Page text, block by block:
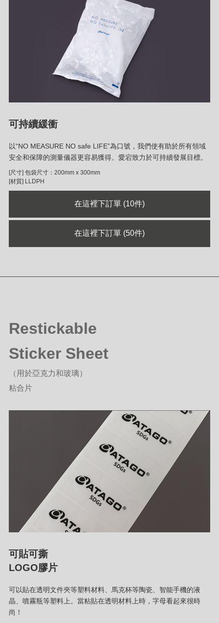
可持續緩衝
以“NO MEASURE NO safe LIFE”為口號，我們使有助於所有領域
安全和保障的測量儀器更容易獲得。愛宕致力於可持續發展目標。
[尺寸] 包袋尺寸：200mm x 300mm
[材質] LLDPH
在這裡下訂單 (10件)
在這裡下訂單 (50件)
Restickable
Sticker Sheet
（用於亞克力和玻璃）
粘合片
可貼可撕
LOGO膠片
可以貼在透明文件夾等塑料材料、馬克杯等陶瓷、智能手機的液
晶、噴霧瓶等塑料上。當粘貼在透明材料上時，字母看起來很時
尚！